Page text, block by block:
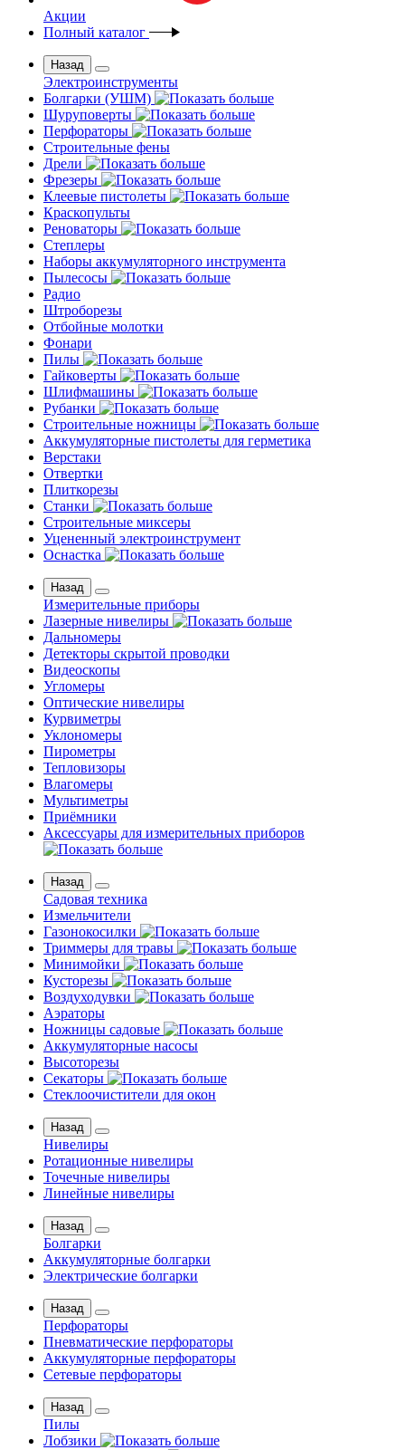
Акции
Полный каталог
Назад
Электроинструменты
Болгарки (УШМ)
Шуруповерты
Перфораторы
Строительные фены
Дрели
Фрезеры
Клеевые пистолеты
Краскопульты
Реноваторы
Степлеры
Наборы аккумуляторного инструмента
Пылесосы
Радио
Штроборезы
Отбойные молотки
Фонари
Пилы
Гайковерты
Шлифмашины
Рубанки
Строительные ножницы
Аккумуляторные пистолеты для герметика
Верстаки
Отвертки
Плиткорезы
Станки
Строительные миксеры
Уцененный электроинструмент
Оснастка
Назад
Измерительные приборы
Лазерные нивелиры
Дальномеры
Детекторы скрытой проводки
Видеоскопы
Угломеры
Оптические нивелиры
Курвиметры
Уклономеры
Пирометры
Тепловизоры
Влагомеры
Мультиметры
Приёмники
Аксессуары для измерительных приборов
Назад
Садовая техника
Измельчители
Газонокосилки
Триммеры для травы
Минимойки
Кусторезы
Воздуходувки
Аэраторы
Ножницы садовые
Аккумуляторные насосы
Высоторезы
Секаторы
Стеклоочистители для окон
Назад
Нивелиры
Ротационные нивелиры
Точечные нивелиры
Линейные нивелиры
Назад
Болгарки
Аккумуляторные болгарки
Электрические болгарки
Назад
Перфораторы
Пневматические перфораторы
Аккумуляторные перфораторы
Сетевые перфораторы
Назад
Пилы
Лобзики